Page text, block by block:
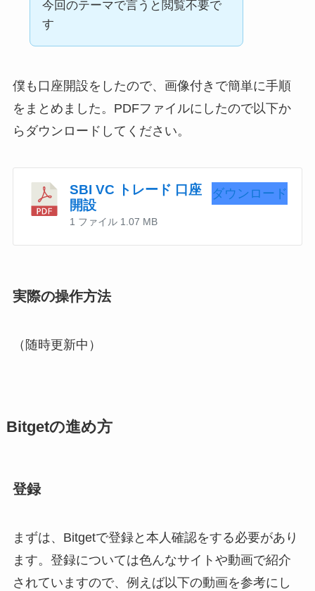
今回のテーマで言うと閲覧不要で
す
僕も口座開設をしたので、画像付きで簡単に手順
をまとめました。PDFファイルにしたので以下か
らダウンロードしてください。
SBI VC トレード 口座
開設
1 ファイル 1.07 MB
ダウンロード
実際の操作方法
（随時更新中）
Bitgetの進め方
登録
まずは、Bitgetで登録と本人確認をする必要があり
ます。登録については色んなサイトや動画で紹介
されていますので、例えば以下の動画を参考にし